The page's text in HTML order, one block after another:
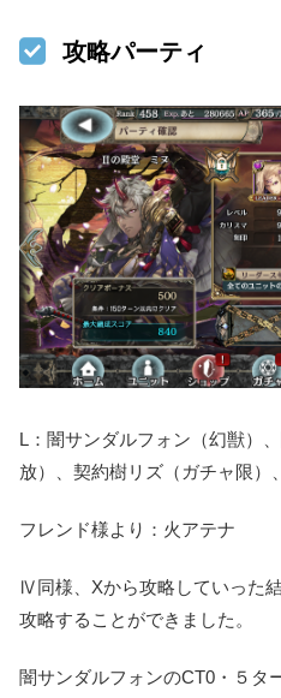
攻略パーティ
L：闇サンダルフォン（幻獣）
放）、契約樹リズ（ガチャ限）
フレンド様より：火アテナ
Ⅳ同様、Xから攻略していった
攻略することができました。
闇サンダルフォンのCT0・５タ